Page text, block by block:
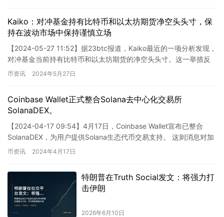
Kaiko：对冲基金持有比特币和以太坊期货净空头头寸，保
持在波动市场中保持谨慎立场
【2024-05-27 11:52】据23btc报道，Kaiko最近的一项分析发现，
对冲基金当前持有比特币和以太坊期货的净空头头寸。这一举措反
映了在市场波动和投机交易活动中持谨慎态…
币资讯 2024年5月27日
Coinbase Wallet正式整合Solana去中心化交易所
SolanaDEX。
【2024-04-17 09:54】4月17日，Coinbase Wallet宣布已整合
SolanaDEX，为用户提供Solana生态代币交易支持。 这则消息对加
密货币行业有着积极…
币资讯 2024年4月17日
特朗普在Truth Social发文：将强力打
击伊朗
2026年6月10日